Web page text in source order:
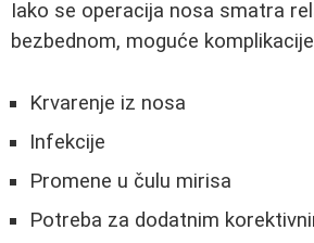
Iako se operacija nosa smatra
bezbednom, moguće
Krvarenje iz nosa
Infekcije
Promene u čulu mirisa
Potreba za dodatnim